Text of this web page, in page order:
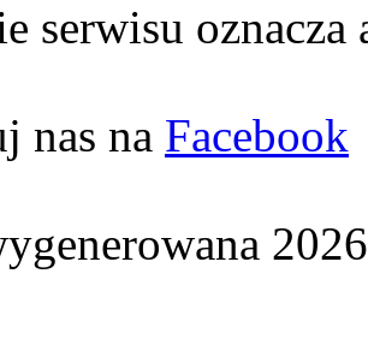
serwisu oznacza
nas na Facebook